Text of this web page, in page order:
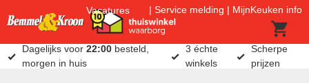
Vacatures Service melding MijnKeuken info
Dagelijks voor22:00 besteld,
morgen in huis
3 échte
winkels
Scherpe
prijzen